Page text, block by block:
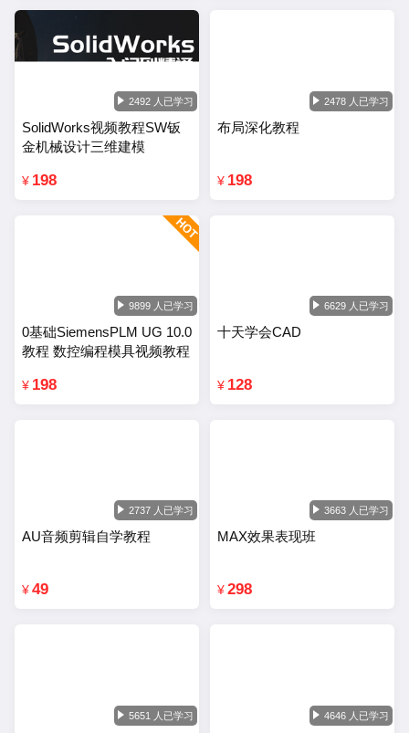
2492 人已学习
SolidWorks视频教程SW钣
金机械设计三维建模
¥ 198
2478 人已学习
布局深化教程
¥ 198
9899 人已学习
0基础SiemensPLM UG 10.0
教程 数控编程模具视频教程
¥ 198
6629 人已学习
十天学会CAD
¥ 128
2737 人已学习
AU音频剪辑自学教程
¥ 49
3663 人已学习
MAX效果表现班
¥ 298
5651 人已学习 4646 人已学习